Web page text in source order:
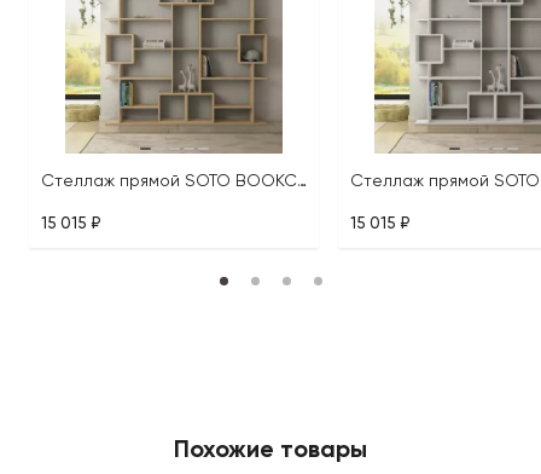
Стеллаж прямой SOTO BOOKCASE
15 015 ₽ 15 015 ₽
Похожие товары